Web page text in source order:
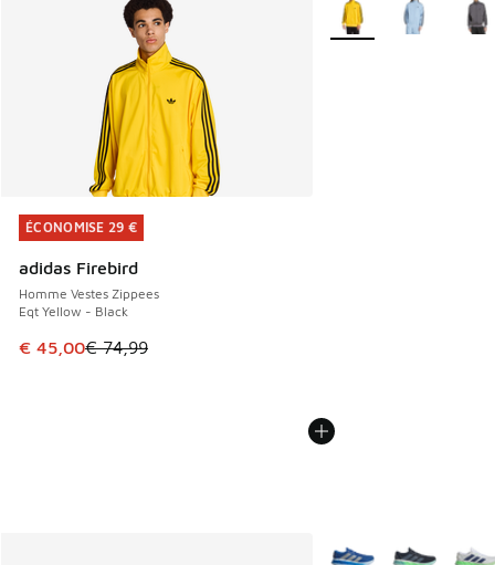
ÉCONOMISE 29 €
adidas Firebird
Homme Vestes Zippees
Eqt Yellow - Black
Cet article est en promotion. Prix en baisse de € 74,99 à
€ 45,00€ 74,99
ÉCONOMISE 29 €
Plus de couleurs